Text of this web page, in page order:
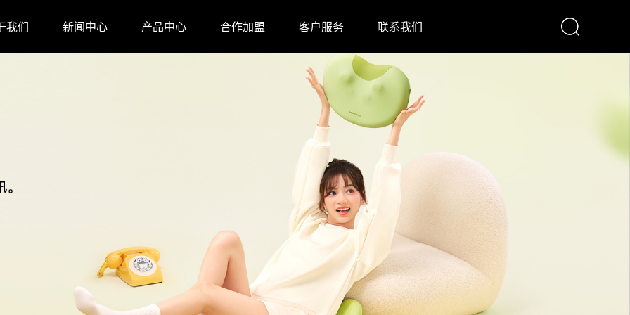
我们 新闻中心 产品中心 合作加盟 客户服务 联系我们